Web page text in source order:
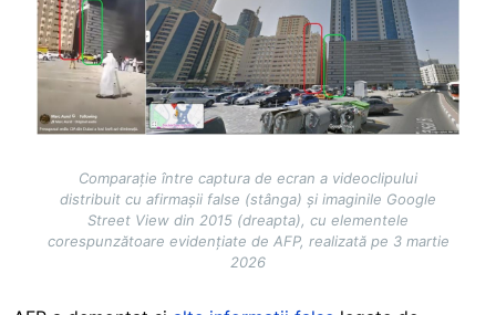
Comparație între captura de ecran a videoclipului
distribuit cu afirmașii false (stânga) și imaginile Google
Street View din 2015 (dreapta), cu elementele
corespunzătoare evidențiate de AFP, realizată pe 3 martie
2026